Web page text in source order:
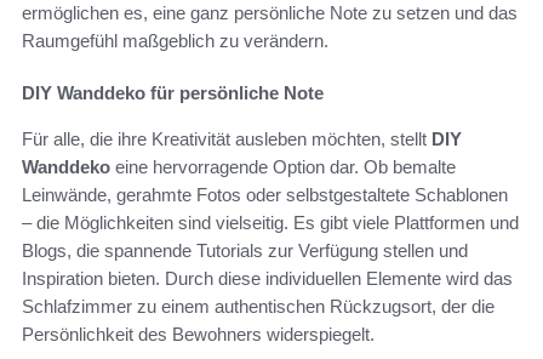
ermöglichen es, eine ganz persönliche Note zu setzen und das
Raumgefühl maßgeblich zu verändern.
DIY Wanddeko für persönliche Note
Für alle, die ihre Kreativität ausleben möchten, stellt DIY
Wanddeko eine hervorragende Option dar. Ob bemalte
Leinwände, gerahmte Fotos oder selbstgestaltete Schablonen
– die Möglichkeiten sind vielseitig. Es gibt viele Plattformen und
Blogs, die spannende Tutorials zur Verfügung stellen und
Inspiration bieten. Durch diese individuellen Elemente wird das
Schlafzimmer zu einem authentischen Rückzugsort, der die
Persönlichkeit des Bewohners widerspiegelt.